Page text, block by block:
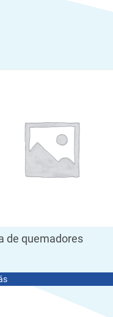
de quemadores